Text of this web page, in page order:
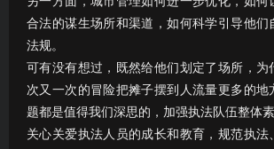
合法的谋生场所和渠道，如何科学引导他们
法规。
可有没有想过，既然给他们划定了场所，为
次又一次的冒险把摊子摆到人流量更多的地
题都是值得我们深思的，加强执法队伍整体素
关心关爱执法人员的成长和教育，规范执法